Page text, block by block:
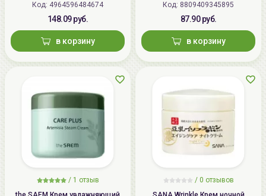
Код: 4964596484674
148.09 руб.
в корзину
Код: 8809409345895
87.90 руб.
в корзину
/ 1 отзыв
/ 0 отзывов